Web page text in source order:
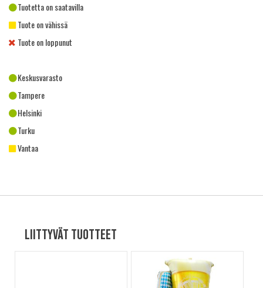
Tuotetta on saatavilla
Tuote on vähissä
Tuote on loppunut
Keskusvarasto
Tampere
Helsinki
Turku
Vantaa
Liittyvät tuotteet